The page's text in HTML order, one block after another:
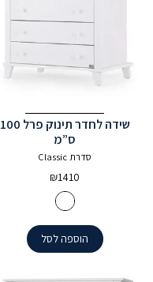
שידה לחדר תינוק פרל 100
ס”מ
סדרת Classic
₪1410
הוספה לסל